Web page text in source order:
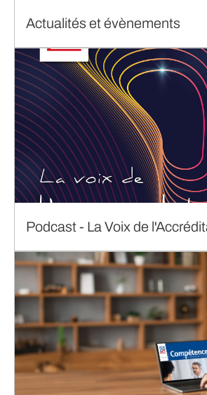
Actualités et évènements
Podcast - La Voix de